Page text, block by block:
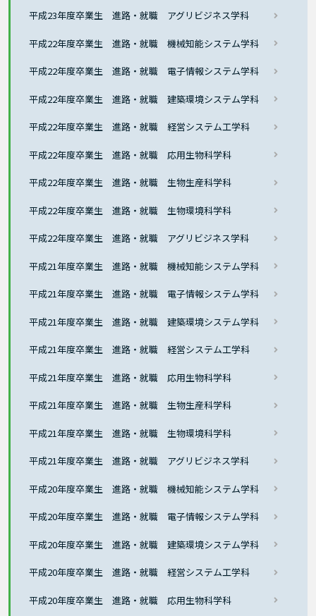
平成23年度卒業生 進路・就職 アグリビジネス学科
平成22年度卒業生 進路・就職 機械知能システム学科
平成22年度卒業生 進路・就職 電子情報システム学科
平成22年度卒業生 進路・就職 建築環境システム学科
平成22年度卒業生 進路・就職 経営システム工学科
平成22年度卒業生 進路・就職 応用生物科学科
平成22年度卒業生 進路・就職 生物生産科学科
平成22年度卒業生 進路・就職 生物環境科学科
平成22年度卒業生 進路・就職 アグリビジネス学科
平成21年度卒業生 進路・就職 機械知能システム学科
平成21年度卒業生 進路・就職 電子情報システム学科
平成21年度卒業生 進路・就職 建築環境システム学科
平成21年度卒業生 進路・就職 経営システム工学科
平成21年度卒業生 進路・就職 応用生物科学科
平成21年度卒業生 進路・就職 生物生産科学科
平成21年度卒業生 進路・就職 生物環境科学科
平成21年度卒業生 進路・就職 アグリビジネス学科
平成20年度卒業生 進路・就職 機械知能システム学科
平成20年度卒業生 進路・就職 電子情報システム学科
平成20年度卒業生 進路・就職 建築環境システム学科
平成20年度卒業生 進路・就職 経営システム工学科
平成20年度卒業生 進路・就職 応用生物科学科